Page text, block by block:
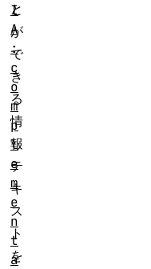
と
が
で
き
る
情
報
テ
キ
ス
ト
を
I
A
:
c
o
m
p
l
e
m
e
n
t
a